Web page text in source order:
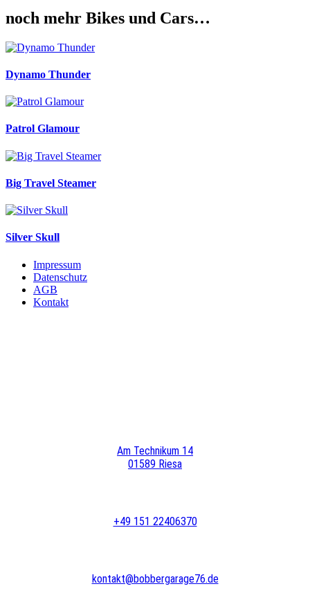
noch mehr Bikes und Cars…
Dynamo Thunder
Patrol Glamour
Big Travel Steamer
Silver Skull
Impressum
Datenschutz
AGB
Kontakt
Am Technikum 14
01589 Riesa
+49 151 22406370
kontakt@bobbergarage76.de